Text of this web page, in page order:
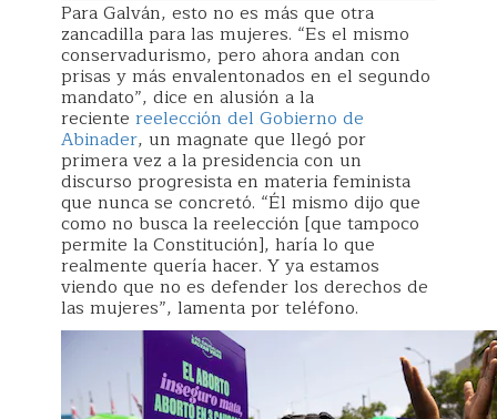
Para Galván, esto no es más que otra
zancadilla para las mujeres. “Es el mismo
conservadurismo, pero ahora andan con
prisas y más envalentonados en el segundo
mandato”, dice en alusión a la
reciente reelección del Gobierno de
Abinader, un magnate que llegó por
primera vez a la presidencia con un
discurso progresista en materia feminista
que nunca se concretó. “Él mismo dijo que
como no busca la reelección [que tampoco
permite la Constitución], haría lo que
realmente quería hacer. Y ya estamos
viendo que no es defender los derechos de
las mujeres”, lamenta por teléfono.